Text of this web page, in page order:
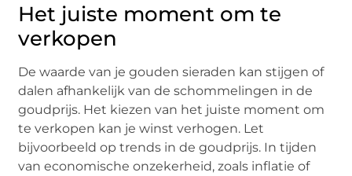
Het juiste moment om te
verkopen
De waarde van je gouden sieraden kan stijgen of
dalen afhankelijk van de schommelingen in de
goudprijs. Het kiezen van het juiste moment om
te verkopen kan je winst verhogen. Let
bijvoorbeeld op trends in de goudprijs. In tijden
van economische onzekerheid, zoals inflatie of